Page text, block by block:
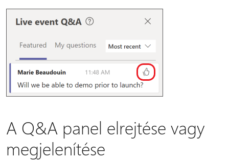
A Q&A panel elrejtése vagy
megjelenítése